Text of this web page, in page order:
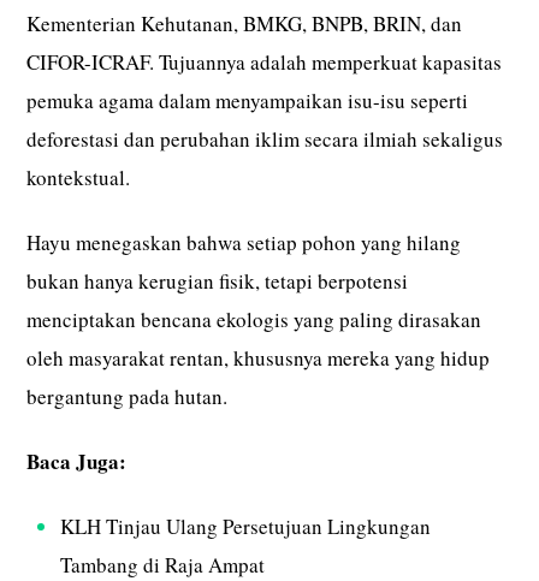
Kementerian Kehutanan, BMKG, BNPB, BRIN, dan
CIFOR-ICRAF. Tujuannya adalah memperkuat kapasitas
pemuka agama dalam menyampaikan isu-isu seperti
deforestasi dan perubahan iklim secara ilmiah sekaligus
kontekstual.
Hayu menegaskan bahwa setiap pohon yang hilang
bukan hanya kerugian fisik, tetapi berpotensi
menciptakan bencana ekologis yang paling dirasakan
oleh masyarakat rentan, khususnya mereka yang hidup
bergantung pada hutan.
Baca Juga:
KLH Tinjau Ulang Persetujuan Lingkungan
Tambang di Raja Ampat